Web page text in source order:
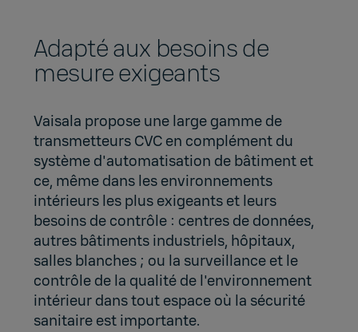
Adapté aux besoins de
mesure exigeants
Vaisala propose une large gamme de
transmetteurs CVC en complément du
système d'automatisation de bâtiment et
ce, même dans les environnements
intérieurs les plus exigeants et leurs
besoins de contrôle : centres de données,
autres bâtiments industriels, hôpitaux,
salles blanches ; ou la surveillance et le
contrôle de la qualité de l'environnement
intérieur dans tout espace où la sécurité
sanitaire est importante.